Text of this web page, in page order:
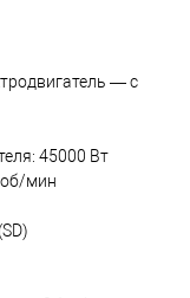
— с
45000 Вт
мин